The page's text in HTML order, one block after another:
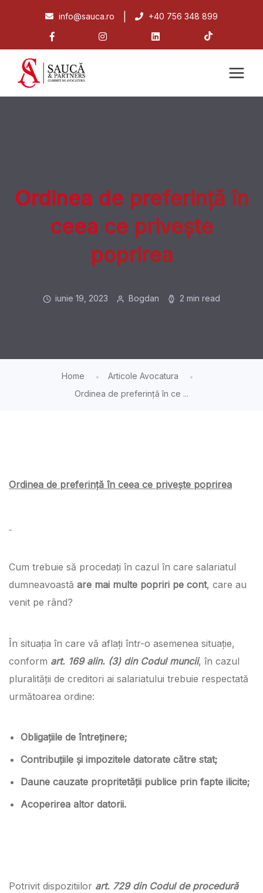
+40 756 348 899
info@sauca.ro
Ordinea de preferință în
ceea ce privește
poprirea
iunie 19, 2023 Bogdan 2 min read
Home
Articole Avocatura
Ordinea de preferință în ce ...
Ordinea de preferință în ceea ce privește poprirea
Cum trebuie să procedați în cazul în care salariatul
dumneavoastă are mai multe popriri pe cont, care au
venit pe rând?
În situația în care vă aflați într-o asemenea situație,
conform art. 169 alin. (3) din Codul muncii, în cazul
pluralității de creditori ai salariatului trebuie respectată
următoarea ordine:
Obligațiile de întreținere;
Contribuțiile și impozitele datorate către stat;
Daune cauzate propritetății publice prin fapte ilicite;
Acoperirea altor datorii.
Potrivit dispozitiilor art. 729 din Codul de procedură